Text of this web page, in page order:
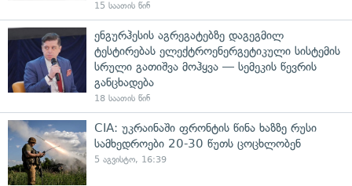
15 საათის წინ
ენგურჰესის აგრეგატებზე დაგეგმილ
ტესტირებას ელექტროენერგეტიკული სისტემის
სრული გათიშვა მოჰყვა — სემეკის წევრის
განცხადება
18 საათის წინ
CIA: უკრაინაში ფრონტის წინა ხაზზე რუსი
სამხედროები 20-30 წუთს ცოცხლობენ
5 აგვისტო, 16:39